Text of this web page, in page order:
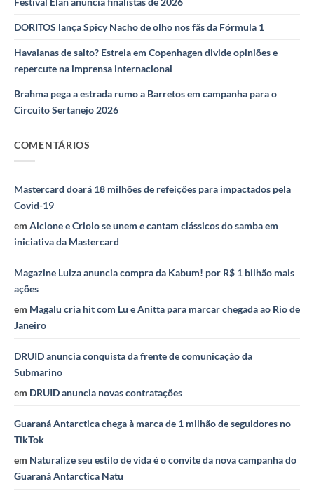
DORITOS lança Spicy Nacho de olho nos fãs da Fórmula 1
Havaianas de salto? Estreia em Copenhagen divide opiniões e
repercute na imprensa internacional
Brahma pega a estrada rumo a Barretos em campanha para o
Circuito Sertanejo 2026
COMENTÁRIOS
Mastercard doará 18 milhões de refeições para impactados pela
Covid-19
em Alcione e Criolo se unem e cantam clássicos do samba em
iniciativa da Mastercard
Magazine Luiza anuncia compra da Kabum! por R$ 1 bilhão mais
ações
em Magalu cria hit com Lu e Anitta para marcar chegada ao Rio de
Janeiro
DRUID anuncia conquista da frente de comunicação da
Submarino
em DRUID anuncia novas contratações
Guaraná Antarctica chega à marca de 1 milhão de seguidores no
TikTok
em Naturalize seu estilo de vida é o convite da nova campanha do
Guaraná Antarctica Natu